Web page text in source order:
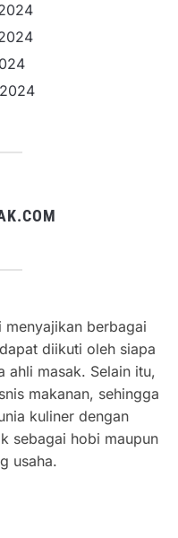
berbagai
diikuti oleh siapa
ahli masak. Selain itu,
makanan, sehingga
kuliner dengan
sebagai hobi maupun
usaha.